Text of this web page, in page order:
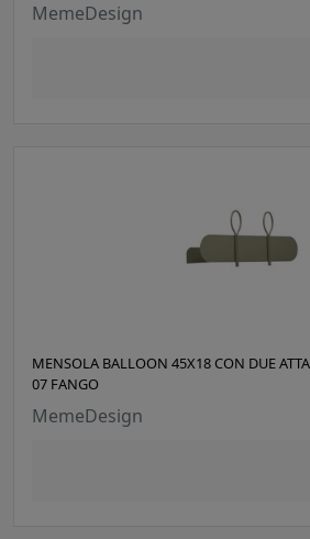
MemeDesign
MENSOLA BALLOON 45X18 CON DUE
07 FANGO
MemeDesign